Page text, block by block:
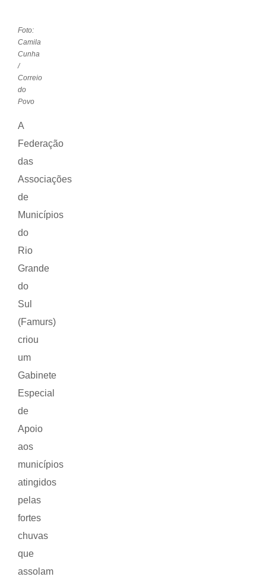
Foto:
Camila
Cunha
/
Correio
do
Povo
A
Federação
das
Associações
de
Municípios
do
Rio
Grande
do
Sul
(Famurs)
criou
um
Gabinete
Especial
de
Apoio
aos
municípios
atingidos
pelas
fortes
chuvas
que
assolam